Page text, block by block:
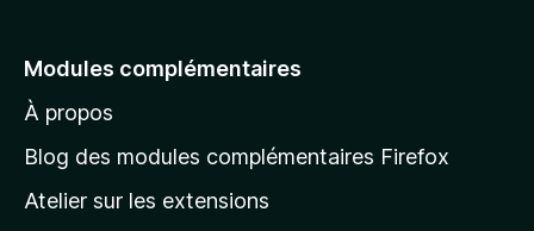
e
à
l
p
Modules complémentaires
À propos
Blog des modules complémentaires Firefox
Atelier sur les extensions